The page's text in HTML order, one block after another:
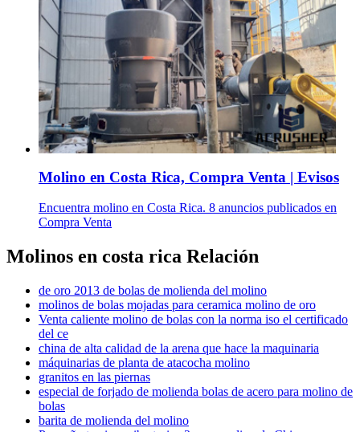
Molino en Costa Rica, Compra Venta | Evisos
Encuentra molino en Costa Rica. 8 anuncios publicados en
Compra Venta
Molinos en costa rica Relación
de oro 2013 de bolas de molienda del molino
molinos de bolas mojadas para ceramica molino de oro
Venta caliente molino de bolas con la norma iso el certificado
del ce
china de alta calidad de la arena que hace la maquinaria
máquinarias de planta de atacocha molino
granitos en las piernas
especial de forjado de molienda bolas de acero para molino de
bolas
barita de molienda del molino